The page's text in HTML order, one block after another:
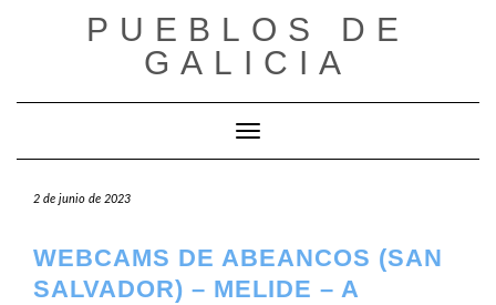
PUEBLOS DE
GALICIA
Cambiar modo de navegación
2 de junio de 2023
WEBCAMS DE ABEANCOS (SAN
SALVADOR) – MELIDE – A